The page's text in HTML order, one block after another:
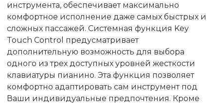
инструмента, обеспечивает максимально
комфортное исполнение даже самых быстрых и
сложных пассажей. Системная функция Key
Touch Control предусматривает
дополнительную возможность для выбора
одного из трех доступных уровней жесткости
клавиатуры пианино. Эта функция позволяет
комфортно адаптировать сам инструмент под
Ваши индивидуальные предпочтения. Кроме